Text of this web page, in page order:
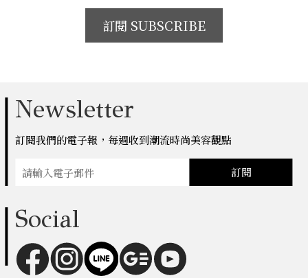
訂閱 SUBSCRIBE
Newsletter
訂閱我們的電子報，每週收到潮流時尚美容觀點
訂閱
Social